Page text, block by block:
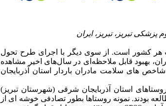
هر کشور است. از سوی دیگر با اجرای طرح تحول
بهبود قابل ملاحظه‌ای در سال‌های اخیر مشاهده
های سلامت مادران باردار استان آذربایجان
استان آذربایجان شرقی (شهرستان تبریز)
۱۳۹۶ با تعداد نمونه ۲۰۰ مادر در هر سال مطالعه بودند. نمونه روستاها بطور تصادفی خوشه ای از